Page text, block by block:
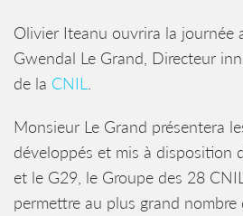
Olivier Iteanu ouvrira la journée
Gwendal Le Grand, Directeur
de la CNIL
Monsieur Le Grand présentera
développés et mis à disposition
et le G29, le Groupe des 28
permettre au plus grand nombre